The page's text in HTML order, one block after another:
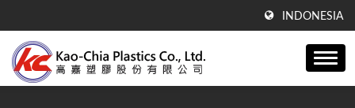
INDONESIA